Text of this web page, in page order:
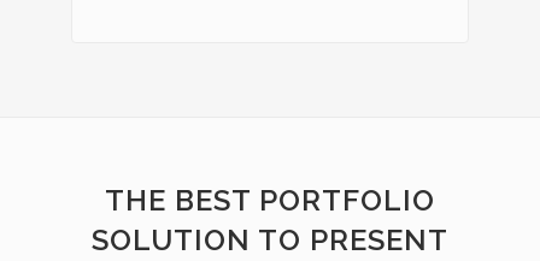
THE BEST PORTFOLIO
SOLUTION TO PRESENT